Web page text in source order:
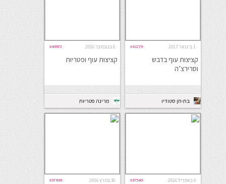
1 בינואר 2017 #41779
קציצות עוף בדבש
וסרירצ’ה
בת-חן סטודיו
לבישול ואפיה
6 בנובמבר 2016 #40977
קציצות עוף ופטריות
מרינה פטריות
6 באפריל 2016 #37540 30 במרץ 2016 #37450